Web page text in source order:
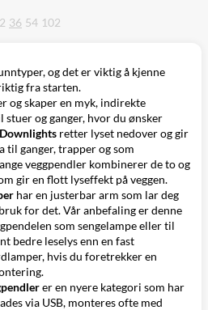
36 54 102
og det er viktig å kjenne
fra starten.
og skaper en myk, indirekte
stuer og ganger, hvor du ønsker
Downlights retter lyset nedover og gir
ganger, trapper og som
veggpendler kombinerer de to og
gir en flott lyseffekt på veggen.
har en justerbar arm som lar deg
for det. Vår anbefaling er denne
som sengelampe eller til
bedre leselys enn en fast
, hvis du foretrekker en
er en nyere kategori som har
via USB, monteres ofte med